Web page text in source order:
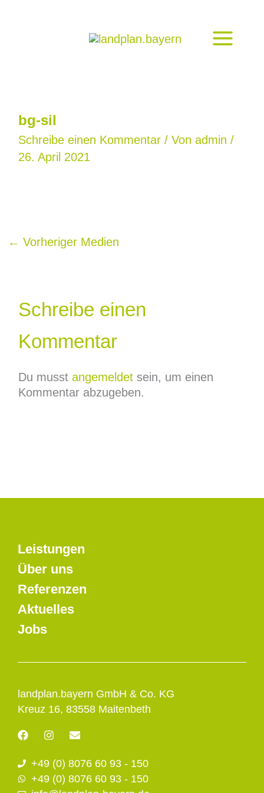
bg-sil
Schreibe einen Kommentar / Von admin /
26. April 2021
← Vorheriger Medien
Schreibe einen
Kommentar
Du musst angemeldetsein, um einen
Kommentar abzugeben.
landplan.bayern GmbH & Co. KG
Kreuz 16, 83558 Maitenbeth
F
a
e
b
o
I
n
t
a
g
E
e
l
o
+49 (0) 8076 60 93 - 150
+49 (0) 8076 60 93 - 150
Leistungen
Über uns
Referenzen
Aktuelles
Jobs